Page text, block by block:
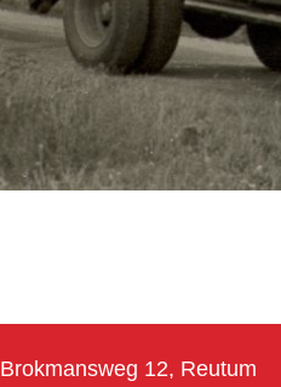
Brokmansweg 12, Reutum